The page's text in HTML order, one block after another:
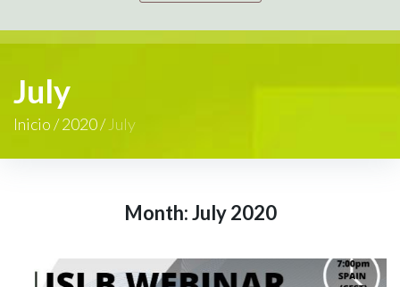
July
Inicio/2020/ July
Month:July 2020